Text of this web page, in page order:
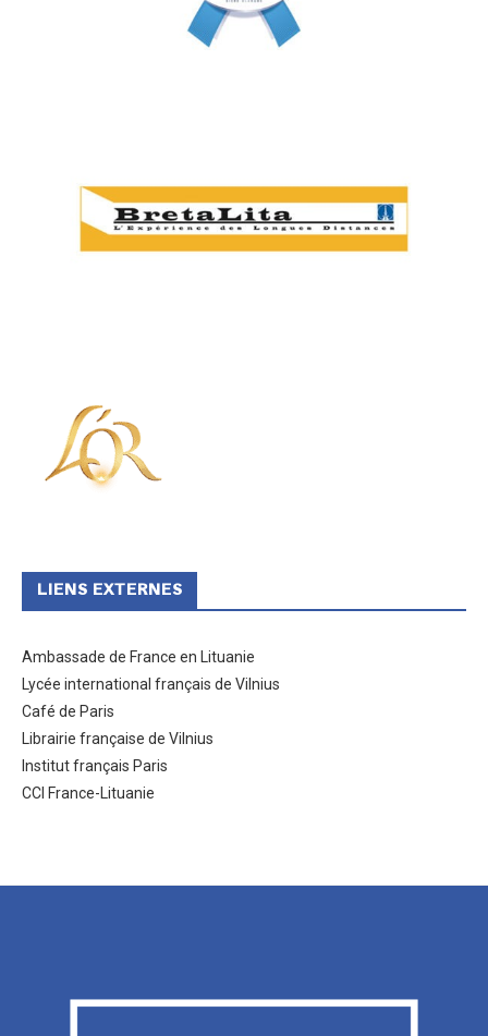
LIENS EXTERNES
Ambassade de France en Lituanie
Lycée international français de Vilnius
Café de Paris
Librairie française de Vilnius
Institut français Paris
CCI France-Lituanie